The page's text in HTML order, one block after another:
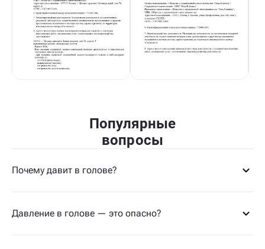
Популярные
вопросы
Почему давит в голове?
Давление в голове — это опасно?